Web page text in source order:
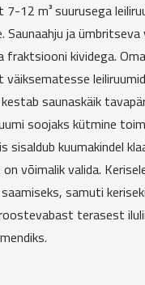
12 m³ suurusega
Saunaahju ja
fraktsiooni kividega.
saunaskäik
soojaks kütmine
sisaldub kuumakindel
võimalik valida.
samuti
terasest